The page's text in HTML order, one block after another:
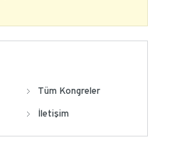
Tüm Kongreler
İletişim